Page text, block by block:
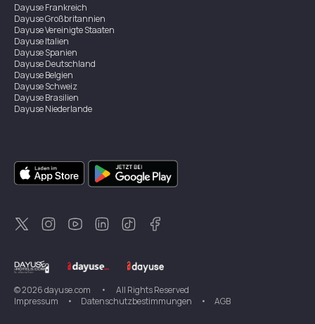
DayuseFrankreich
DayuseGroßbritannien
DayuseVereinigte Staaten
DayuseItalien
DayuseSpanien
DayuseDeutschland
DayuseBelgien
DayuseSchweiz
DayuseBrasilien
DayuseNiederlande
DayuseSingapur
DayuseZweden
DayuseThailand
DayuseNeuseeland
DayuseTürkei
©2026dayuse.com •
All Rights Reserved
Impressum
• Datenschutzbestimmungen • AGB